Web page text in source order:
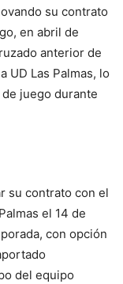
su contrato
en abril de
anterior de
UD Las Palmas, lo
juego durante
su contrato con el
el 14 de
con opción
del equipo